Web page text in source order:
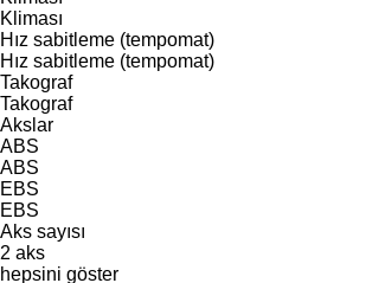
Kliması
Hız sabitleme (tempomat)
Hız sabitleme (tempomat)
Takograf
Takograf
Akslar
ABS
ABS
EBS
EBS
Aks sayısı
2 aks
hepsini göster